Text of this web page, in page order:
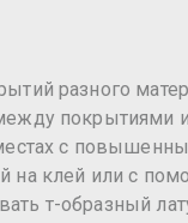
разного
с
на клей или с
т-образный